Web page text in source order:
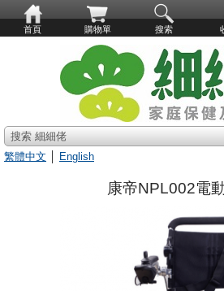
首頁 購物單 搜索
搜索 細細佬
繁體中文
English
康帝NPL002電